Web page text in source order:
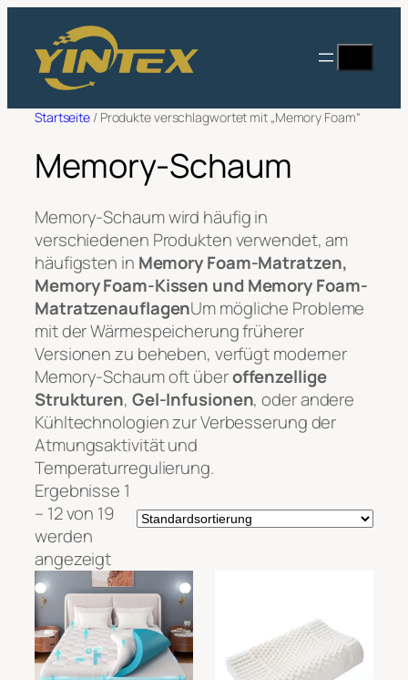
springen
Startseite / Produkte verschlagwortet mit „Memory Foam“
Memory-Schaum
Memory-Schaum wird häufig in
verschiedenen Produkten verwendet, am
häufigsten in Memory Foam-Matratzen,
Memory Foam-Kissen und Memory Foam-
MatratzenauflagenUm mögliche Probleme
mit der Wärmespeicherung früherer
Versionen zu beheben, verfügt moderner
Memory-Schaum oft überoffenzellige
Strukturen, Gel-Infusionen, oder andere
Kühltechnologien zur Verbesserung der
Atmungsaktivität und
Temperaturregulierung.
Ergebnisse 1
– 12 von 19
werden
angezeigt